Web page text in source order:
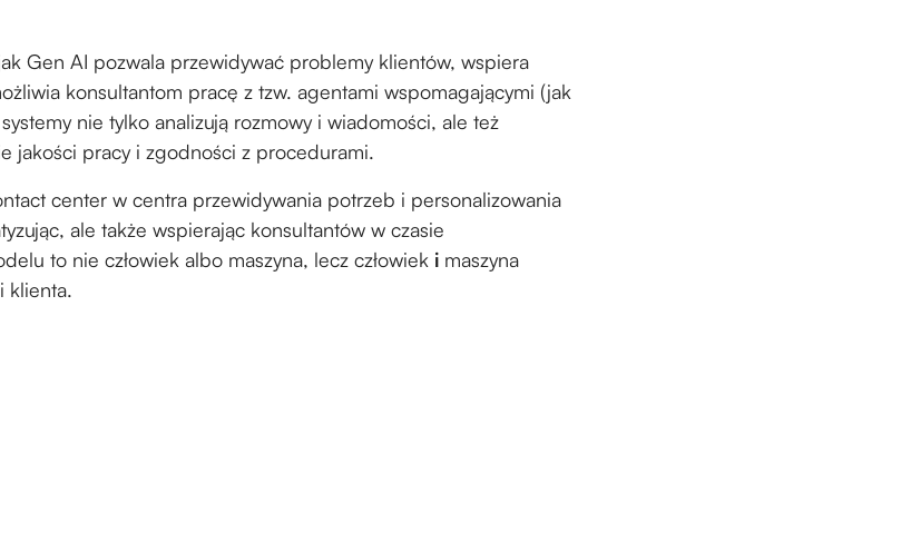
Gen AI pozwala przewidywać problemy klientów, wspiera
konsultantom pracę z tzw. agentami wspomagającymi (jak
nie tylko analizują rozmowy i wiadomości, ale też
jakości pracy i zgodności z procedurami.
center w centra przewidywania potrzeb i personalizowania
ale także wspierając konsultantów w czasie
to nie człowiek albo maszyna, lecz człowiek i maszyna
klienta.